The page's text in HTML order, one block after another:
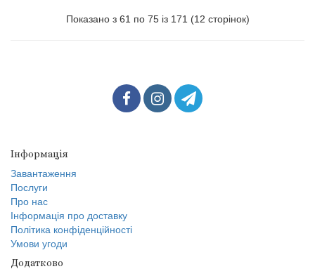
Показано з 61 по 75 із 171 (12 сторінок)
Інформація
Завантаження
Послуги
Про нас
Інформація про доставку
Політика конфіденційності
Умови угоди
Додатково